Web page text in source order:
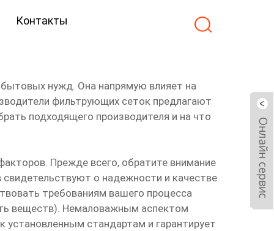
Контакты
нужд. Она напрямую влияет на
фильтрующих сеток предлагают
подходящего производителя и на что
Прежде всего, обратите внимание
о надежности и качестве
требованиям вашего процесса
веществ). Немаловажным аспектом
установленным стандартам и гарантирует